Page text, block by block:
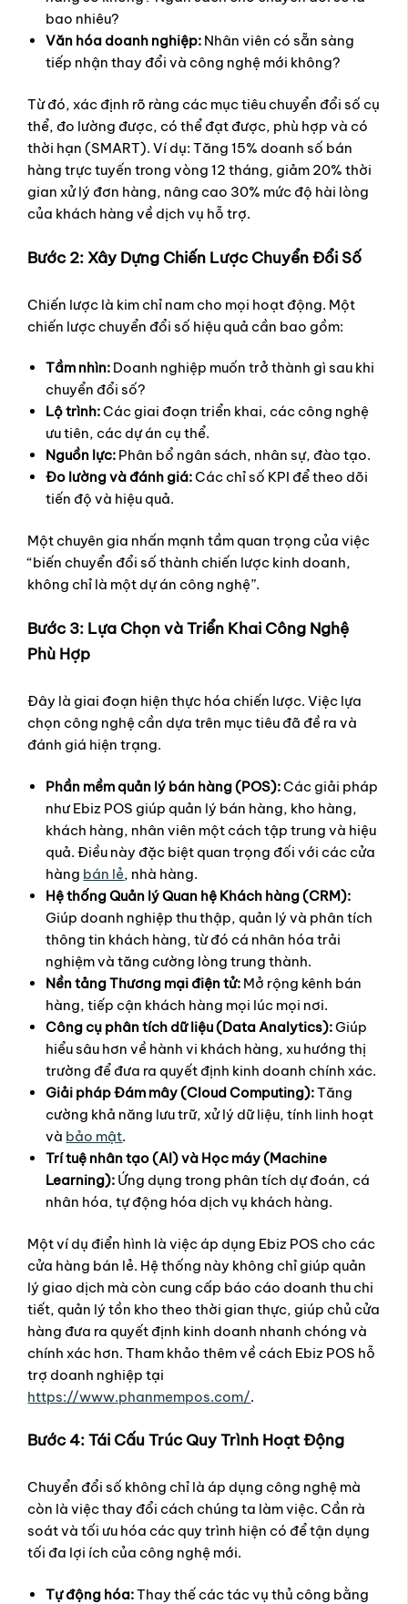
bao nhiêu?
Văn hóa doanh nghiệp: Nhân viên có sẵn sàng
tiếp nhận thay đổi và công nghệ mới không?
Từ đó, xác định rõ ràng các mục tiêu chuyển đổi số cụ
thể, đo lường được, có thể đạt được, phù hợp và có
thời hạn (SMART). Ví dụ: Tăng 15% doanh số bán
hàng trực tuyến trong vòng 12 tháng, giảm 20% thời
gian xử lý đơn hàng, nâng cao 30% mức độ hài lòng
của khách hàng về dịch vụ hỗ trợ.
Bước 2: Xây Dựng Chiến Lược Chuyển Đổi Số
Chiến lược là kim chỉ nam cho mọi hoạt động. Một
chiến lược chuyển đổi số hiệu quả cần bao gồm:
Tầm nhìn: Doanh nghiệp muốn trở thành gì sau khi
chuyển đổi số?
Lộ trình:Các giai đoạn triển khai, các công nghệ
ưu tiên, các dự án cụ thể.
Nguồn lực: Phân bổ ngân sách, nhân sự, đào tạo.
Đo lường và đánh giá:Các chỉ số KPI để theo dõi
tiến độ và hiệu quả.
Một chuyên gia nhấn mạnh tầm quan trọng của việc
“biến chuyển đổi số thành chiến lược kinh doanh,
không chỉ là một dự án công nghệ”.
Bước 3: Lựa Chọn và Triển Khai Công Nghệ
Phù Hợp
Đây là giai đoạn hiện thực hóa chiến lược. Việc lựa
chọn công nghệ cần dựa trên mục tiêu đã đề ra và
đánh giá hiện trạng.
Phần mềm quản lý bán hàng (POS):Các giải pháp
như Ebiz POS giúp quản lý bán hàng, kho hàng,
khách hàng, nhân viên một cách tập trung và hiệu
quả. Điều này đặc biệt quan trọng đối với các cửa
hàng bán lẻ, nhà hàng.
Hệ thống Quản lý Quan hệ Khách hàng (CRM):
Giúp doanh nghiệp thu thập, quản lý và phân tích
thông tin khách hàng, từ đó cá nhân hóa trải
nghiệm và tăng cường lòng trung thành.
Nền tảng Thương mại điện tử: Mở rộng kênh bán
hàng, tiếp cận khách hàng mọi lúc mọi nơi.
Công cụ phân tích dữ liệu (Data Analytics):Giúp
hiểu sâu hơn về hành vi khách hàng, xu hướng thị
trường để đưa ra quyết định kinh doanh chính xác.
Giải pháp Đám mây (Cloud Computing):Tăng
cường khả năng lưu trữ, xử lý dữ liệu, tính linh hoạt
và bảo mật.
Trí tuệ nhân tạo (AI) và Học máy (Machine
Learning): Ứng dụng trong phân tích dự đoán, cá
nhân hóa, tự động hóa dịch vụ khách hàng.
Một ví dụ điển hình là việc áp dụng Ebiz POS cho các
cửa hàng bán lẻ. Hệ thống này không chỉ giúp quản
lý giao dịch mà còn cung cấp báo cáo doanh thu chi
tiết, quản lý tồn kho theo thời gian thực, giúp chủ cửa
hàng đưa ra quyết định kinh doanh nhanh chóng và
chính xác hơn. Tham khảo thêm về cách Ebiz POS hỗ
trợ doanh nghiệp tại
https://www.phanmempos.com/.
Bước 4: Tái Cấu Trúc Quy Trình Hoạt Động
Chuyển đổi số không chỉ là áp dụng công nghệ mà
còn là việc thay đổi cách chúng ta làm việc. Cần rà
soát và tối ưu hóa các quy trình hiện có để tận dụng
tối đa lợi ích của công nghệ mới.
Tự động hóa:Thay thế các tác vụ thủ công bằng